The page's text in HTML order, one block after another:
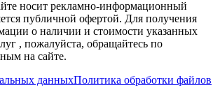
носит рекламно-информационный
публичной офертой. Для получения
о наличии и стоимости указанных
, пожалуйста, обращайтесь по
на сайте.
данныхПолитика обработки файлов